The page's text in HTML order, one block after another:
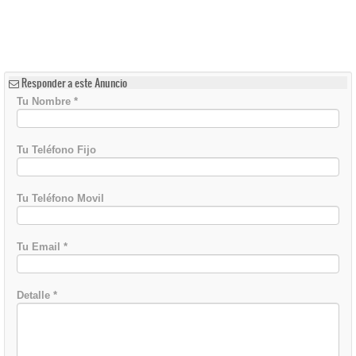
Responder a este Anuncio
Tu Nombre *
Tu Teléfono Fijo
Tu Teléfono Movil
Tu Email *
Detalle *